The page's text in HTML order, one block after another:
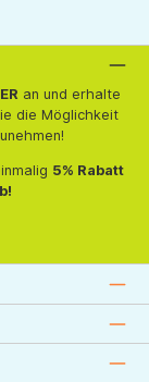
an und erhalte
die Möglichkeit
5% Rabatt